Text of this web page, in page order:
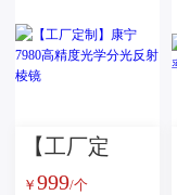
玻璃艺术玻
【工厂定
制】康宁
￥ 999/个